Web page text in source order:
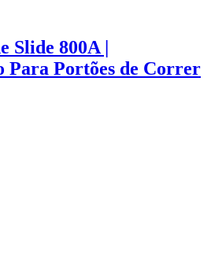
Slide 800A |
Para Portões de Correr